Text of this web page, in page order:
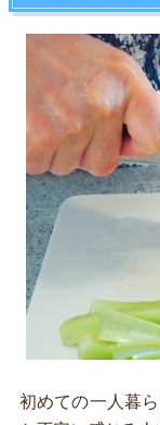
初めての一人暮